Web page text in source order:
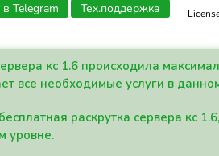
Telegram Тех.поддержка
кс 1.6 происходила
все необходимые услуги в
раскрутка сервера кс
уровне.